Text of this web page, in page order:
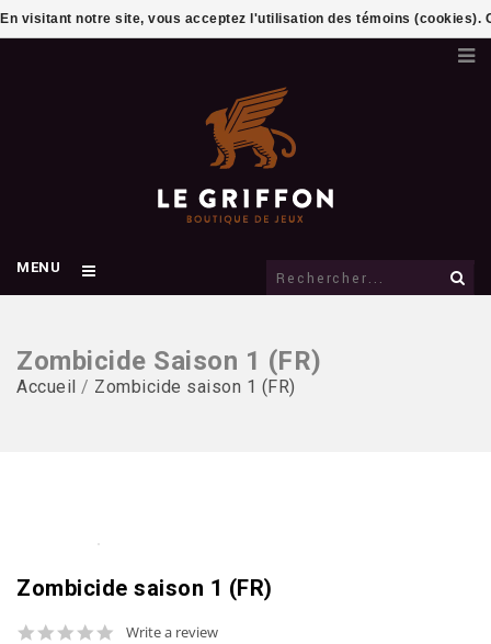
MENU
Zombicide Saison 1 (FR)
Accueil / Zombicide saison 1 (FR)
Zombicide saison 1 (FR)
0.0
Write a review
En visitant notre site, vous acceptez l'utilisation des témoins